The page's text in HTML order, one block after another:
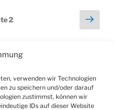
verwenden wir Technologien
zu speichern und/oder darauf
zustimmst, können wir
IDs auf dieser Website
2